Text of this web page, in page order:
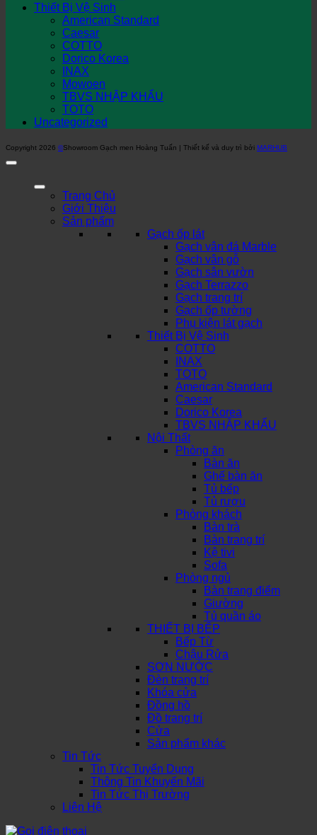
Thiết Bị Vệ Sinh
American Standard
Caesar
COTTO
Dorico Korea
INAX
Mowoen
TBVS NHẬP KHẨU
TOTO
Uncategorized
Copyright 2026 ©Showroom Gạch men Hoàng Tuấn | Thiết kế và duy trì bởi MARHUB
Trang Chủ
Giới Thiệu
Sản phẩm
Gạch ốp lát
Gạch vân đá Marble
Gạch vân gỗ
Gạch sân vườn
Gạch Terrazzo
Gạch trang trí
Gạch ốp tường
Phụ kiện lát gạch
Thiết Bị Vệ Sinh
COTTO
INAX
TOTO
American Standard
Caesar
Dorico Korea
TBVS NHẬP KHẨU
Nội Thất
Phòng ăn
Bàn ăn
Ghế bàn ăn
Tủ bếp
Tủ rượu
Phòng khách
Bàn trà
Bàn trang trí
Kệ tivi
Sofa
Phòng ngủ
Bàn trang điểm
Giường
Tủ quần áo
THIẾT BỊ BẾP
Bếp Từ
Chậu Rửa
SƠN NƯỚC
Đèn trang trí
Khóa cửa
Đồng hồ
Đồ trang trí
Cửa
Sản phẩm khác
Tin Tức
Tin Tức Tuyển Dụng
Thông Tin Khuyến Mãi
Tin Tức Thị Trường
Liên Hệ